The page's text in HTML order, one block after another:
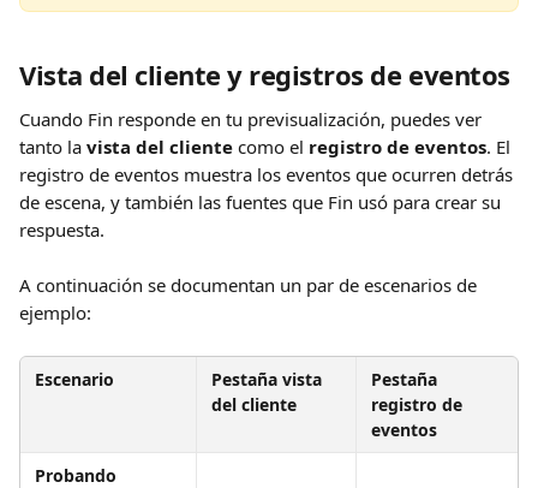
Vista del cliente y registros de eventos
Cuando Fin responde en tu previsualización, puedes ver
tanto la vista del cliente como el registro de eventos. El
registro de eventos muestra los eventos que ocurren detrás
de escena, y también las fuentes que Fin usó para crear su
respuesta.
A continuación se documentan un par de escenarios de
ejemplo:
Escenario
Pestaña vista
del cliente
Pestaña
registro de
eventos
Probando